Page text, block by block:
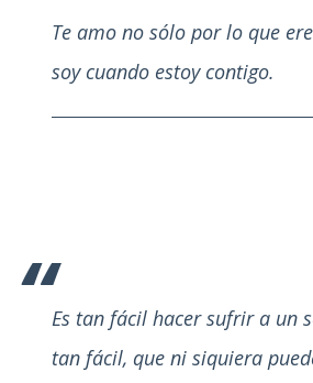
Te amo no sólo por lo que
soy cuando estoy contigo.
Es tan fácil hacer sufrir a un
tan fácil, que ni siquiera